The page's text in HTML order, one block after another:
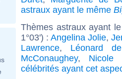
astraux ayant le même
Thèmes astraux ayant
1°03') : Angelina Jolie,
Lawrence, Léonard
McConaughey, Nicole
célébrités ayant cet